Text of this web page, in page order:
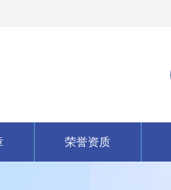
荣誉资质